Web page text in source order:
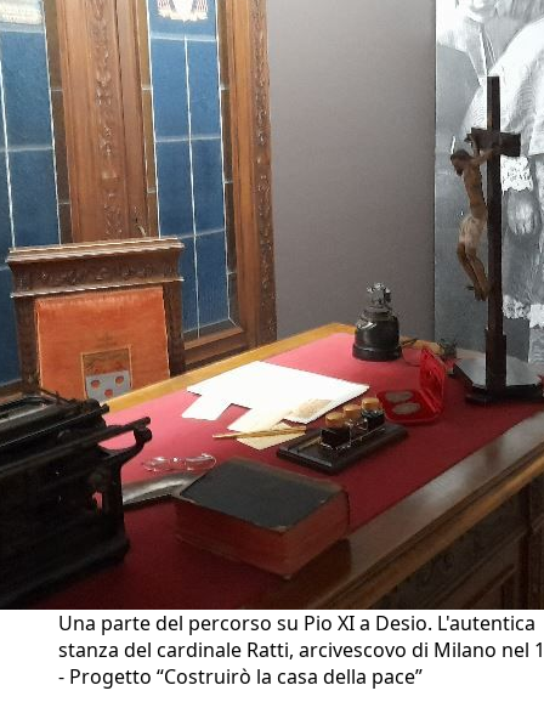
Una parte del percorso su Pio XI a Desio. L'autentica
stanza del cardinale Ratti, arcivescovo di Milano nel
- Progetto “Costruirò la casa della pace”